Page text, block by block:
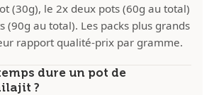
(30g), le 2x deux pots (60g au total)
(90g au total). Les packs plus grands
rapport qualité-prix par gramme.
dure un pot de
?